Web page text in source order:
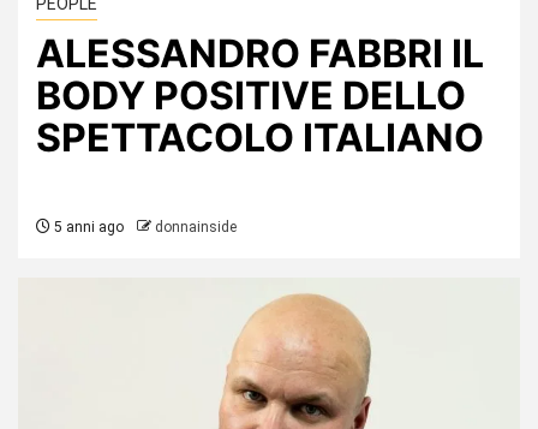
ALESSANDRO FABBRI IL
BODY POSITIVE DELLO
SPETTACOLO ITALIANO
5 anni ago donnainside